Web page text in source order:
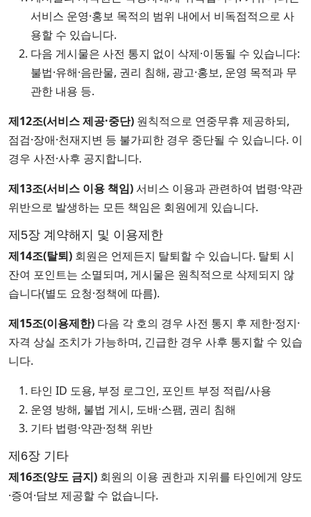
서비스 운영·홍보 목적의 범위 내에서 비독점적으로 사
용할 수 있습니다.
다음 게시물은 사전 통지 없이 삭제·이동될 수 있습니다:
불법·유해·음란물, 권리 침해, 광고·홍보, 운영 목적과 무
관한 내용 등.
제12조(서비스 제공·중단) 원칙적으로 연중무휴 제공하되,
점검·장애·천재지변 등 불가피한 경우 중단될 수 있습니다. 이
경우 사전·사후 공지합니다.
제13조(서비스 이용 책임)서비스 이용과 관련하여 법령·약관
위반으로 발생하는 모든 책임은 회원에게 있습니다.
제5장 계약해지 및 이용제한
제14조(탈퇴) 회원은 언제든지 탈퇴할 수 있습니다. 탈퇴 시
잔여 포인트는 소멸되며, 게시물은 원칙적으로 삭제되지 않
습니다(별도 요청·정책에 따름).
제15조(이용제한) 다음 각 호의 경우 사전 통지 후 제한·정지·
자격 상실 조치가 가능하며, 긴급한 경우 사후 통지할 수 있습
니다.
타인 ID 도용, 부정 로그인, 포인트 부정 적립/사용
운영 방해, 불법 게시, 도배·스팸, 권리 침해
기타 법령·약관·정책 위반
제6장 기타
제16조(양도 금지) 회원의 이용 권한과 지위를 타인에게 양도
·증여·담보 제공할 수 없습니다.